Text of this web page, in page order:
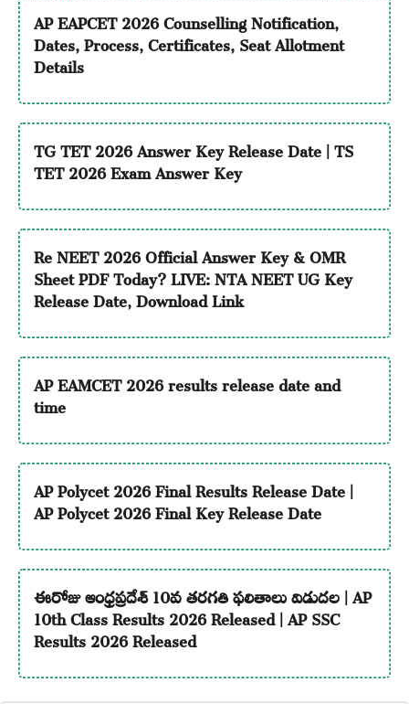
AP EAPCET 2026 Counselling Notification,
Dates, Process, Certificates, Seat Allotment
Details
TG TET 2026 Answer Key Release Date | TS
TET 2026 Exam Answer Key
Re NEET 2026 Official Answer Key & OMR
Sheet PDF Today? LIVE: NTA NEET UG Key
Release Date, Download Link
AP EAMCET 2026 results release date and
time
AP Polycet 2026 Final Results Release Date |
AP Polycet 2026 Final Key Release Date
ఈరోజు ఆంధ్రప్రదేశ్ 10వ తరగతి ఫలితాలు విడుదల | AP
10th Class Results 2026 Released | AP SSC
Results 2026 Released